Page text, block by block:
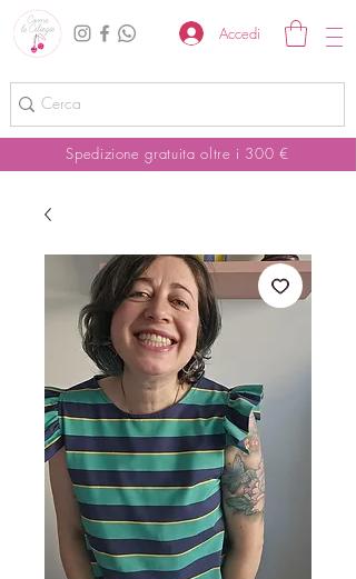
Accedi
Spedizione gratuita oltre i 300 €